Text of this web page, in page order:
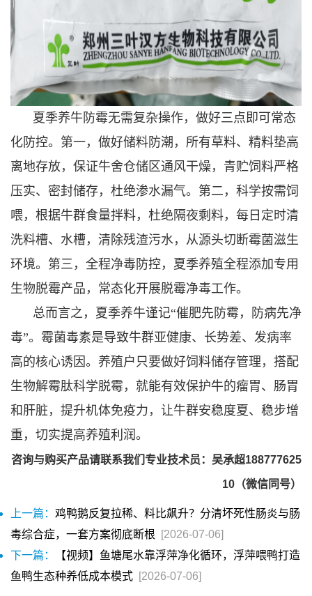
夏季养牛防霉无需复杂操作，做好三点即可常态
化防控。第一，做好储料防潮，所有草料、精料垫高
离地存放，保证牛舍仓储区通风干燥，青贮饲料严格
压实、密封储存，杜绝渗水漏气。第二，科学按需饲
喂，根据牛群食量拌料，杜绝隔夜剩料，每日定时清
洗料槽、水槽，清除残渣污水，从源头切断霉菌滋生
环境。第三，全程净毒防控，夏季养殖全程添加专用
生物脱霉产品，常态化开展脱霉净毒工作。
总而言之，夏季养牛谨记“催肥先防霉，防病先净
毒”。霉菌毒素是导致牛群亚健康、长势差、发病率
高的核心诱因。养殖户只要做好饲料储存管理，搭配
生物解霉肽科学脱霉，就能有效保护牛的瘤胃、肠胃
和肝脏，提升机体免疫力，让牛群安稳度夏、稳步增
重，切实提高养殖利润。
咨询与购买产品请联系我们专业技术员：吴承超188777625
10（微信同号）
上一篇： 鸡鸭鹅反复拉稀、料比飙升？分清坏死性肠炎与肠
毒综合症，一套方案彻底断根
[2026-07-06]
下一篇：
【视频】鱼塘尾水靠浮萍净化循环，浮萍喂鸭打造
鱼鸭生态种养低成本模式 [2026-07-06]